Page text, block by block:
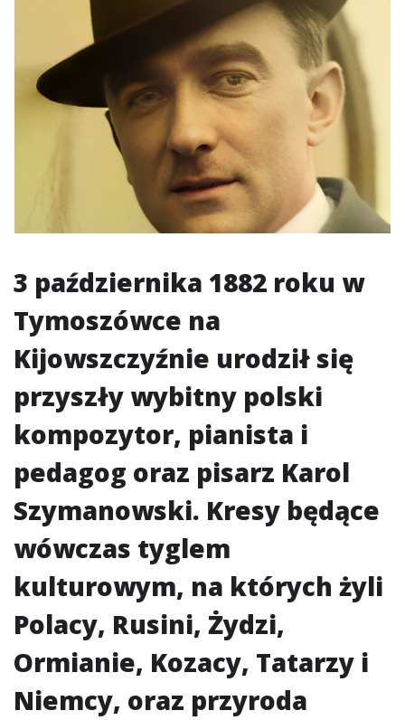
3 października 1882 roku w
Tymoszówce na
Kijowszczyźnie urodził się
przyszły wybitny polski
kompozytor, pianista i
pedagog oraz pisarz Karol
Szymanowski. Kresy będące
wówczas tyglem
kulturowym, na których żyli
Polacy, Rusini, Żydzi,
Ormianie, Kozacy, Tatarzy i
Niemcy, oraz przyroda